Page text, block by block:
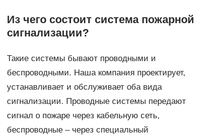
Из чего состоит система пожарной
сигнализации?
Такие системы бывают проводными и
беспроводными. Наша компания проектирует,
устанавливает и обслуживает оба вида
сигнализации. Проводные системы передают
сигнал о пожаре через кабельную сеть,
беспроводные – через специальный